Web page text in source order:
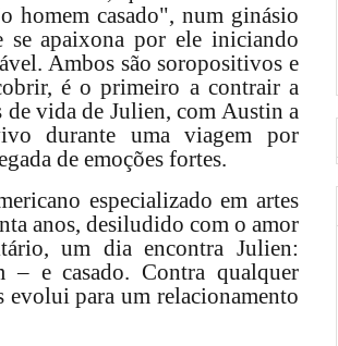
homem casado", num ginásio
se apaixona por ele iniciando
Ambos são soropositivos e
é o primeiro a contrair a
de vida de Julien, com Austin a
durante uma viagem por
de emoções fortes.
especializado em artes
anos, desiludido com o amor
um dia encontra Julien:
– e casado. Contra qualquer
evolui para um relacionamento